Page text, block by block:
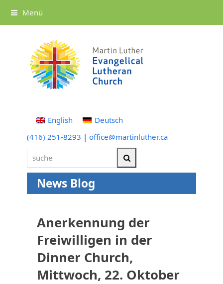
Menü
English
Deutsch
(416) 251-8293 | office@martinluther.ca
suche
News Blog
Anerkennung der
Freiwilligen in der
Dinner Church,
Mittwoch, 22. Oktober